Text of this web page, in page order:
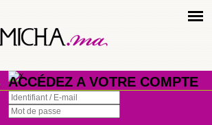
ACCÉDEZ A VOTRE COMPTE